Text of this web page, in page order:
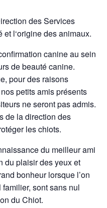
des Services
l‘origine des animaux.
canine au sein
de beauté canine.
pour des raisons
petits amis présents
ne seront pas admis.
de la direction des
les chiots.
du meilleur ami
du plaisir des yeux et
bonheur lorsque l’on
familier, sont sans nul
du Chiot.